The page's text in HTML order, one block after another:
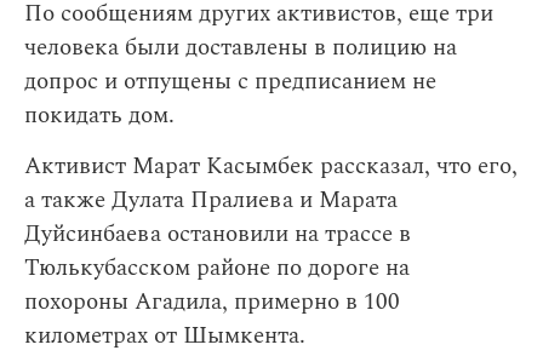
По сообщениям других активистов, еще три
человека были доставлены в полицию на
допрос и отпущены с предписанием не
покидать дом.
Активист Марат Касымбек рассказал, что его,
а также Дулата Пралиева и Марата
Дуйсинбаева остановили на трассе в
Тюлькубасском районе по дороге на
похороны Агадила, примерно в 100
километрах от Шымкента.